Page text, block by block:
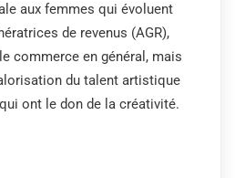
aux femmes qui évoluent
de revenus (AGR),
commerce en général, mais
du talent artistique
ont le don de la créativité.